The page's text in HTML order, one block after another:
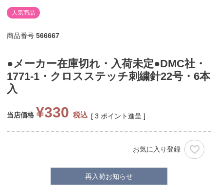
人気商品
商品番号 566667
●メーカー在庫切れ・入荷未定●DMC社・
1771-1・クロスステッチ刺繍針22号・6本
入
当店価格 ¥330 税込 [ 3 ポイント進呈 ]
お気に入り登録
再入荷お知らせ